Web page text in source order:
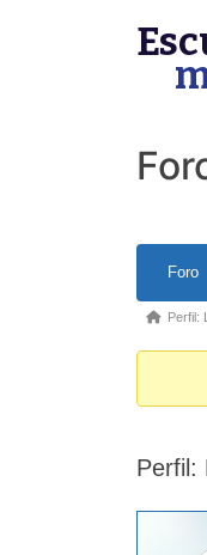
Navigation
Foro
Forum
You
here:
Perfil:
Perfil: